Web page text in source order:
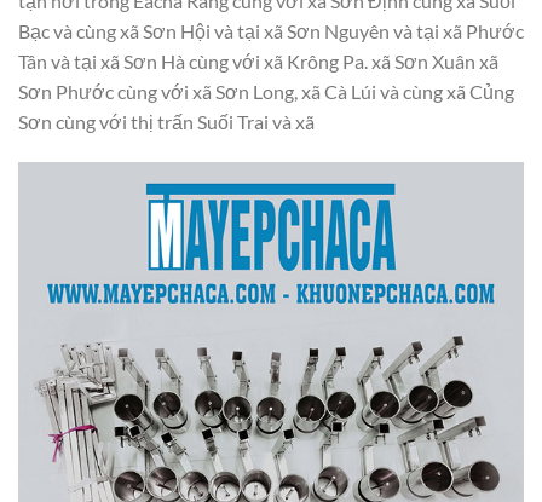
Bạc và cùng xã Sơn Hội và tại xã Sơn Nguyên và tại xã Phước
Tân và tại xã Sơn Hà cùng với xã Krông Pa. xã Sơn Xuân xã
Sơn Phước cùng với xã Sơn Long, xã Cà Lúi và cùng xã Củng
Sơn cùng với thị trấn Suối Trai và xã